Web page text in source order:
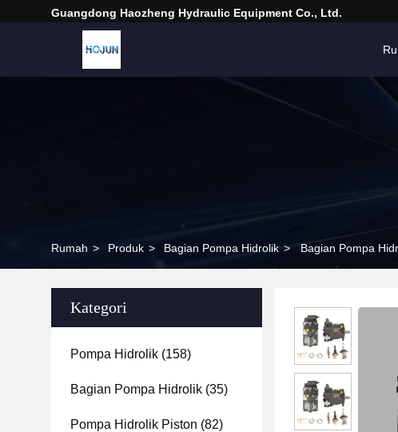
Guangdong Haozheng Hydraulic Equipment Co., Ltd.
Rumah > Produk > Bagian Pompa Hidrolik > Bagian Pompa
Kategori
Pompa Hidrolik (158)
Bagian Pompa Hidrolik (35)
Pompa Hidrolik Piston (82)